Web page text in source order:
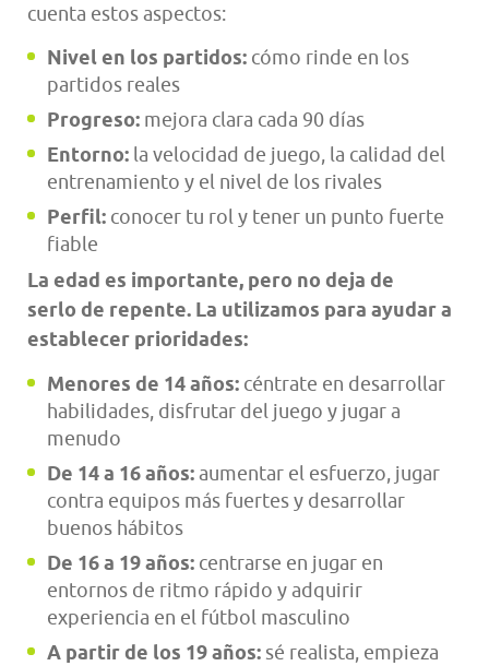
cuenta estos aspectos:
Nivel en los partidos: cómo rinde en los
partidos reales
Progreso: mejora clara cada 90 días
Entorno: la velocidad de juego, la calidad del
entrenamiento y el nivel de los rivales
Perfil: conocer tu rol y tener un punto fuerte
fiable
La edad es importante, pero no deja de
serlo de repente. La utilizamos para ayudar a
establecer prioridades:
Menores de 14 años: céntrate en desarrollar
habilidades, disfrutar del juego y jugar a
menudo
De 14 a 16 años:aumentar el esfuerzo, jugar
contra equipos más fuertes y desarrollar
buenos hábitos
De 16 a 19 años: centrarse en jugar en
entornos de ritmo rápido y adquirir
experiencia en el fútbol masculino
A partir de los 19 años: sé realista, empieza